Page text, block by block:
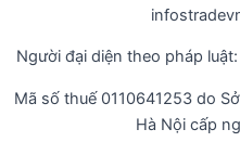
Người đại diện theo pháp
Mã số thuế 0110641253 do
Hà Nội cấp